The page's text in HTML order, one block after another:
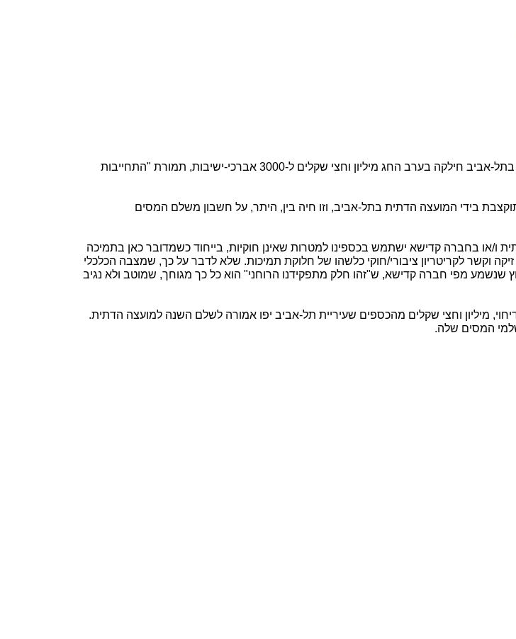
"מעריב" במוסף השבת שלשום, 25.4.2003, פרסם כתבה, לפיה חברה קדישא בתל-אביב חילקה בערב החג מיליון וחצי שקלים ל-3000 אברכי-ישיבות, תמורת "התחייבות
בידי המועצה הדתית בתל-אביב, וזו חיה בין, היתר, על חשבון משלם המסים
ו/או בחברה קדישא ישתמש בכספינו למטרות שאינן חוקיות, בייחוד כשמדובר כאן בתמיכה
וקשר לקריטריון ציבורי/חוקי כלשהו של חלוקת תמיכות. שלא לדבר על כך, שמצבה הכלכלי
שנשמע מפי חברה קדישא, ש"זהו חלק מתפקידנו הרוחני" הוא כל כך מגוחך, שמוטב ולא נגיב
מיליון וחצי שקלים מהכספים שעיריית תל-אביב יפו אמורה לשלם השנה למועצה הדתית.
המסים שלה.